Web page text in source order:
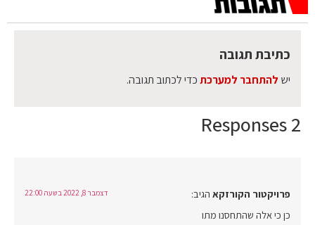
2 Responses
פרויקטור הקורזקא הגיב: דצמבר 8, 2022 בשעה 22:00
כן כי אלה שהתחסנו מתו
כתיבת תגובה
יש להתחבר למערכתכדי לכתוב תגובה.